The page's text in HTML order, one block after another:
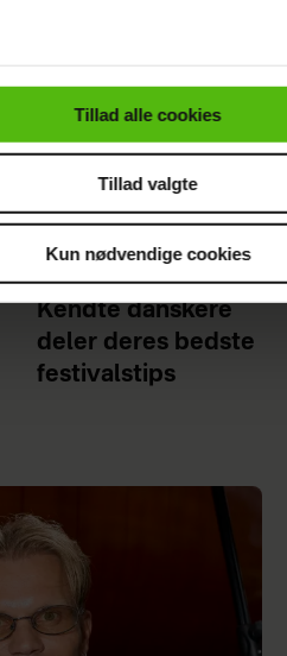
cookiepolitik.
Tillad alle cookies
Tillad valgte
Kun nødvendige cookies
Kendte danskere
deler deres bedste
festivalstips